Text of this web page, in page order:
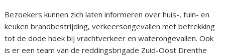
Bezoekers kunnen zich laten informeren over huis-, tuin- en
keuken brandbestrijding, verkeersongevallen met betrekking
tot de dode hoek bij vrachtverkeer en waterongevallen. Ook
is er een team van de reddingsbrigade Zuid-Oost Drenthe